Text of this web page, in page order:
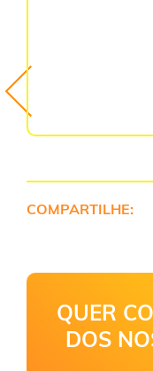
COMPARTILHE:
QUER
DOS